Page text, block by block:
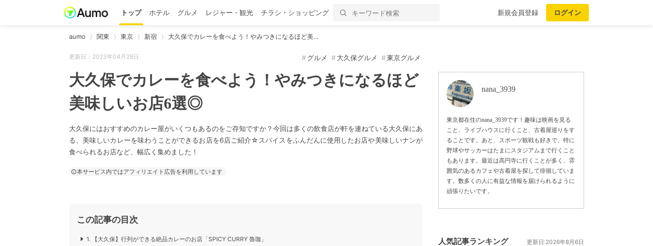
トップ ホテル グルメ レジャー・観光 チラシ・ショッピング 新規会員登録 ログイン
aumo 関東 東京 新宿 大久保でカレーを食べよう！やみつきになるほど美…
更新日：2023年04月28日 グルメ 大久保グルメ 東京グルメ
大久保でカレーを食べよう！やみつきになるほど
美味しいお店6選◎
大久保にはおすすめのカレー屋がいくつもあるのをご存知ですか？今回は多くの飲食店が軒を連ねている大久保にあ
る、美味しいカレーを味わうことができるお店を6店ご紹介☆スパイスをふんだんに使用したお店や美味しいナンが
食べられるお店など、幅広く集めました！
本サービス内ではアフィリエイト広告を利用しています
この記事の目次
1. 【大久保】行列ができる絶品カレーのお店「SPICY CURRY 魯珈」
nana_3939
東京都在住のnana_3939です！趣味は映画を見る
こと、ライブハウスに行くこと、古着屋巡りをす
ることです。あと、スポーツ観戦も好きで、特に
野球やサッカーはたまにスタジアムまで行くこと
もあります。最近は高円寺に行くことが多く、雰
囲気のあるカフェや古着屋を探して徘徊していま
す。数多くの人に有益な情報を届けられるように
頑張りたいです。
人気記事ランキング 更新日:2026年8月6日